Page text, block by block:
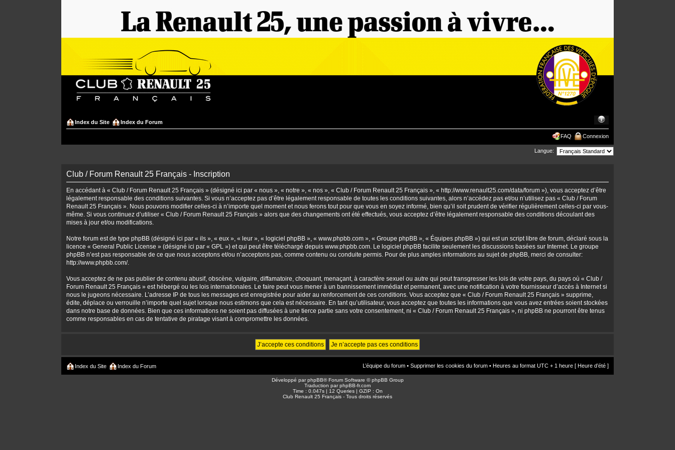
Index du Site Index du Forum
FAQ Connexion
Langue:
Club / Forum Renault 25 Français - Inscription
En accédant à « Club / Forum Renault 25 Français » (désigné ici par « nous », « notre », « nos », « Club / Forum Renault 25 Français », « http://www.renault25.com/data/forum »), vous acceptez d’être
légalement responsable des conditions suivantes. Si vous n’acceptez pas d’être légalement responsable de toutes les conditions suivantes, alors n’accédez pas et/ou n’utilisez pas « Club / Forum
Renault 25 Français ». Nous pouvons modifier celles-ci à n’importe quel moment et nous ferons tout pour que vous en soyez informé, bien qu’il soit prudent de vérifier régulièrement celles-ci par vous-
même. Si vous continuez d’utiliser « Club / Forum Renault 25 Français » alors que des changements ont été effectués, vous acceptez d’être légalement responsable des conditions découlant des
mises à jour et/ou modifications.
Notre forum est de type phpBB (désigné ici par « ils », « eux », « leur », « logiciel phpBB », « www.phpbb.com », « Groupe phpBB », « Équipes phpBB ») qui est un script libre de forum, déclaré sous la
licence « General Public License » (désigné ici par « GPL ») et qui peut être téléchargé depuis www.phpbb.com . Le logiciel phpBB facilite seulement les discussions basées sur Internet. Le groupe
phpBB n’est pas responsable de ce que nous acceptons et/ou n’acceptons pas, comme contenu ou conduite permis. Pour de plus amples informations au sujet de phpBB, merci de consulter:
http://www.phpbb.com/.
Vous acceptez de ne pas publier de contenu abusif, obscène, vulgaire, diffamatoire, choquant, menaçant, à caractère sexuel ou autre qui peut transgresser les lois de votre pays, du pays où « Club /
Forum Renault 25 Français » est hébergé ou les lois internationales. Le faire peut vous mener à un bannissement immédiat et permanent, avec une notification à votre fournisseur d’accès à Internet si
nous le jugeons nécessaire. L’adresse IP de tous les messages est enregistrée pour aider au renforcement de ces conditions. Vous acceptez que « Club / Forum Renault 25 Français » supprime,
édite, déplace ou verrouille n’importe quel sujet lorsque nous estimons que cela est nécessaire. En tant qu’utilisateur, vous acceptez que toutes les informations que vous avez entrées soient stockées
dans notre base de données. Bien que ces informations ne soient pas diffusées à une tierce partie sans votre consentement, ni « Club / Forum Renault 25 Français », ni phpBB ne pourront être tenus
comme responsables en cas de tentative de piratage visant à compromettre les données.
Index du Site Index du Forum L’équipe du forum • Supprimer les cookies du forum • Heures au format UTC + 1 heure [ Heure d’été ]
Développé parphpBB® Forum Software © phpBB Group
Traduction parphpBB-fr.com
Time : 0.047s | 12 Queries | GZIP : On
Club Renault 25 Français - Tous droits réservés